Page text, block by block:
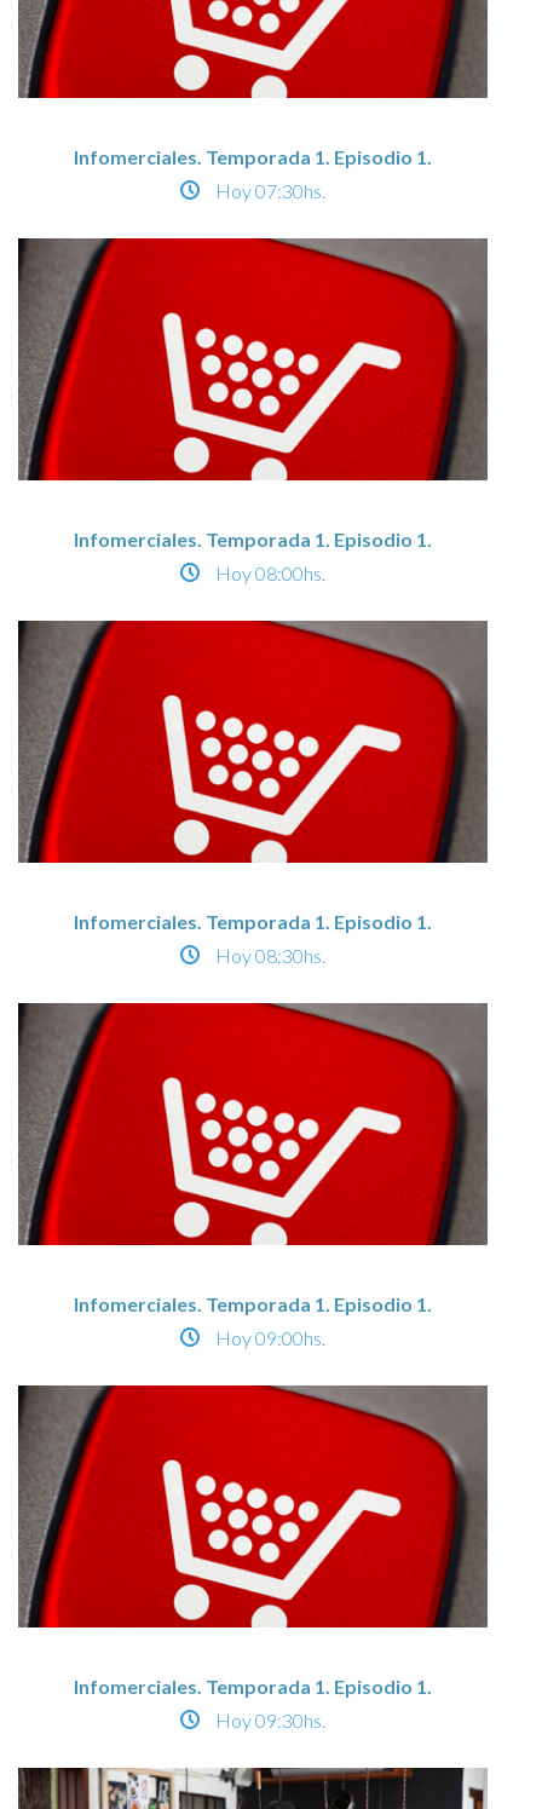
Infomerciales. Temporada 1. Episodio 1.
Hoy07:30hs.
Infomerciales. Temporada 1. Episodio 1.
Hoy08:00hs.
Infomerciales. Temporada 1. Episodio 1.
Hoy08:30hs.
Infomerciales. Temporada 1. Episodio 1.
Hoy09:00hs.
Infomerciales. Temporada 1. Episodio 1.
Hoy09:30hs.